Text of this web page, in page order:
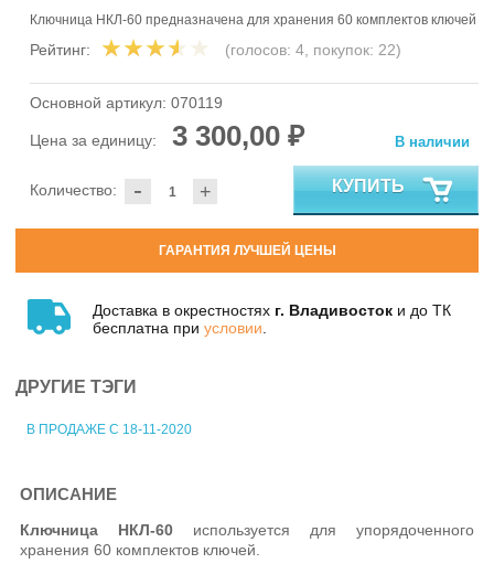
Ключница НКЛ-60 предназначена для хранения 60 комплектов ключей
Рейтинг: (голосов: 4, покупок: 22)
Основной артикул: 070119
Цена за единицу: 3 300,00 ₽
- +
Количество:
В наличии
КУПИТЬ
ГАРАНТИЯ ЛУЧШЕЙ ЦЕНЫ
Доставка в окрестностях г. Владивосток и до ТК
бесплатна при условии
ДРУГИЕ ТЭГИ
В ПРОДАЖЕ С 18-11-2020
ОПИСАНИЕ
Ключница НКЛ-60 используется для упорядоченного
хранения 60 комплектов ключей.